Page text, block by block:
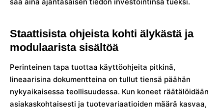
Staattisista ohjeista kohti älykästä ja
modulaarista sisältöä
Perinteinen tapa tuottaa käyttöohjeita pitkinä,
lineaarisina dokumentteina on tullut tiensä päähän
nykyaikaisessa teollisuudessa. Kun koneet räätälöidään
asiakaskohtaisesti ja tuotevariaatioiden määrä kasvaa,